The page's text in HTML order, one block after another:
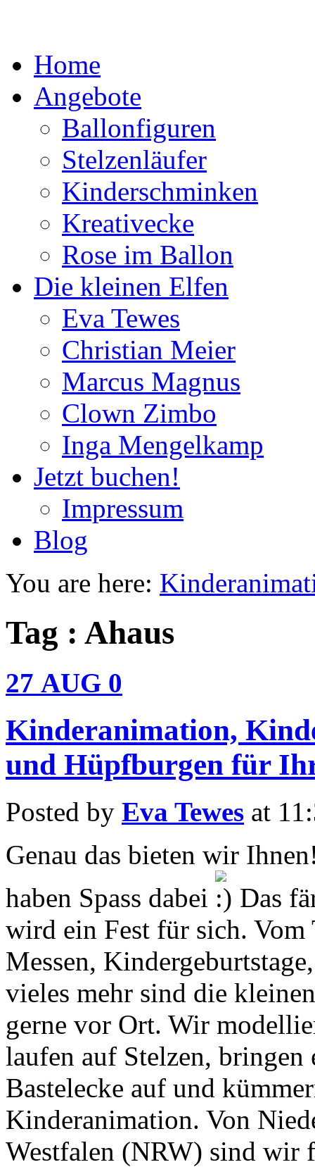
Home
Angebote
Ballonfiguren
Stelzenläufer
Kinderschminken
Kreativecke
Rose im Ballon
Die kleinen Elfen
Eva Tewes
Christian Meier
Marcus Magnus
Clown Zimbo
Inga Mengelkamp
Jetzt buchen!
Impressum
Blog
You are here:
Tag : Ahaus
27 AUG 0
Kinderanimation,
und Hüpfburgen für
Posted by Eva Tewes at
Genau das bieten wir
haben Spass dabei
Das
wird ein Fest für sich. Vom
Messen,
vieles mehr sind die
gerne vor Ort. Wir
laufen auf Stelzen,
Bastelecke auf und
Kinderanimation. Von
Westfalen (NRW) sind wir